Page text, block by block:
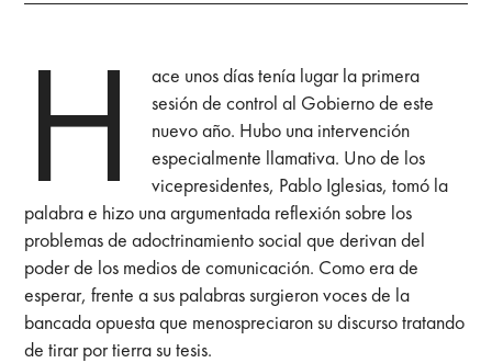
H
ace unos días tenía lugar la primera
sesión de control al Gobierno de este
nuevo año. Hubo una intervención
especialmente llamativa. Uno de los
vicepresidentes, Pablo Iglesias, tomó la
palabra e hizo una argumentada reflexión sobre los
problemas de adoctrinamiento social que derivan del
poder de los medios de comunicación. Como era de
esperar, frente a sus palabras surgieron voces de la
bancada opuesta que menospreciaron su discurso tratando
de tirar por tierra su tesis.